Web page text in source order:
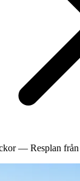
— Resplan